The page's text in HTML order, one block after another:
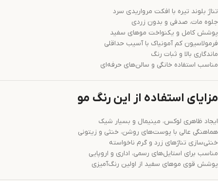
تناژ بلوند تیره با افکت مرواریدی سرد
جلوه مات، صدفی و بدون زردی
پوشش کامل و یکنواخت موهای سفید
فرمولاسیون کم آمونیاک با آسیب حداقلی
ماندگاری بالا و ثبات رنگ
مناسب استفاده خانگی و سالن‌های حرفه‌ای
مزایای استفاده از این رنگ مو
ایجاد ظاهری لوکس، مینیمال و بسیار شیک
هماهنگی عالی با پوست‌های روشن، خنثی و زیتونی
خنثی‌سازی تناژهای زرد و گرم ناخواسته
مناسب برای استایل‌های رسمی، اداری و اروپایی
پوشش قوی موهای سفید از اولین رنگ‌آمیزی